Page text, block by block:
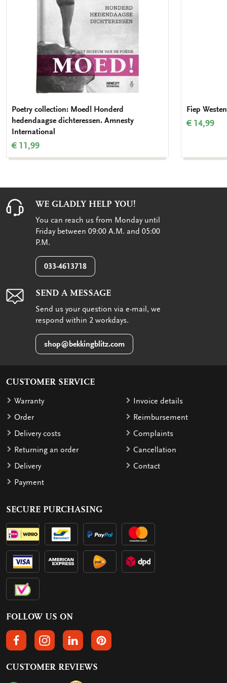
Poetry collection: Moed! Honderd
hedendaagse dichteressen. Amnesty
International
€ 11,99
Fiep
€ 14,99
WE GLADLY HELP YOU!
You can reach us from Monday until
Friday between 09:00 A.M. and 05:00
P.M.
033-4613718
SEND A MESSAGE
Send us your question via e-mail, we
respond within 2 workdays.
shop@bekkingblitz.com
CUSTOMER SERVICE
Warranty
Order
Delivery costs
Returning an order
Delivery
Payment
Invoice details
Reimbursement
Complaints
Cancellation
Contact
SECURE PURCHASING
FOLLOW US ON
FOLLOW US ON FACEBOOK
FOLLOW US ON INSTAGRAM
FOLLOW US ON LINKEDIN
FOLLOW US ON PINTEREST
CUSTOMER REVIEWS